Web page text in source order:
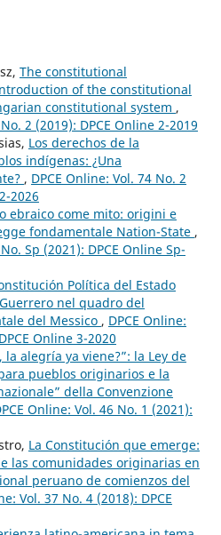
The constitutional
of the constitutional
constitutional system ,
2 (2019): DPCE Online 2-2019
Los derechos de la
indígenas: ¿Una
, DPCE Online: Vol. 74 No. 2
2026
ebraico come mito: origini e
fondamentale Nation-State ,
Sp (2021): DPCE Online Sp-
Política del Estado
nel quadro del
del Messico , DPCE Online:
Online 3-2020
la alegría ya viene?”: la Ley de
pueblos originarios e la
della Convenzione
Online: Vol. 46 No. 1 (2021):
La Constitución que emerge:
las comunidades originarias en
peruano de comienzos del
Vol. 37 No. 4 (2018): DPCE